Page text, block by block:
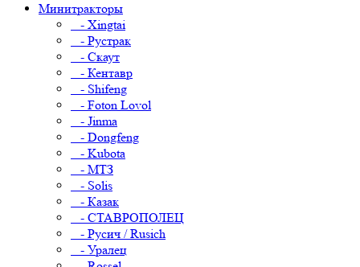
Минитракторы
- Xingtai
- Рустрак
- Скаут
- Кентавр
- Shifeng
- Foton Lovol
- Jinma
- Dongfeng
- Kubota
- МТЗ
- Solis
- Казак
- СТАВРОПОЛЕЦ
- Русич / Rusich
- Уралец